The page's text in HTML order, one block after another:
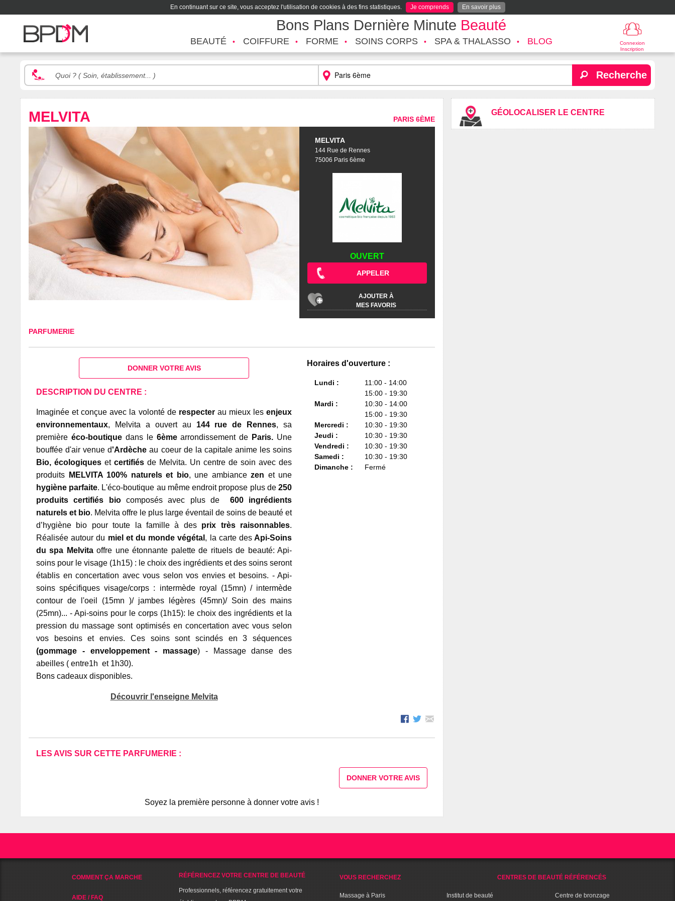
En continuant sur ce site, vous acceptez l'utilisation de cookies à des fins statistiques. Je comprends En savoir plus
Bons Plans Dernière Minute Beauté
Connexion
Inscription
BEAUTÉ COIFFURE FORME SOINS CORPS SPA & THALASSO BLOG
Recherche
GÉOLOCALISER LE CENTRE
MELVITA PARIS 6ÈME
MELVITA
144 Rue de Rennes
75006 Paris 6ème
OUVERT
APPELER
AJOUTER À
MES FAVORIS
PARFUMERIE
Horaires d'ouverture :
Lundi :
11:00 - 14:00
15:00 - 19:30
Mardi :
10:30 - 14:00
15:00 - 19:30
Mercredi :
10:30 - 19:30
Jeudi :
10:30 - 19:30
Vendredi :
10:30 - 19:30
Samedi :
10:30 - 19:30
Dimanche :
Fermé
DONNER VOTRE AVIS
DESCRIPTION DU CENTRE :
Imaginée et conçue avec la volonté de respecterau mieux lesenjeux
environnementaux, Melvita a ouvert au 144 rue de Rennes, sa
première éco-boutiquedans le 6èmearrondissement de Paris. Une
bouffée d'air venue d'Ardèche au coeur de la capitale anime les soins
Bio, écologiques etcertifiés de Melvita. Un centre de soin avec des
produits
MELVITA 100% naturels et bio, une ambiancezen et une
hygiène parfaite. L'éco-boutique au même endroit propose plus de250
produits certifiés biocomposés avec plus de 600 ingrédients
naturels et bio. Melvita offre le plus large éventail de soins de beauté et
d’hygiène bio pour toute la famille à desprix très raisonnables.
Réalisée autour du miel et du monde végétal , la carte desApi-Soins
du spa Melvitaoffre une étonnante palette de rituels de beauté: Api-
soins pour le visage (1h15) : le choix des ingrédients et des soins seront
établis en concertation avec vous selon vos envies et besoins. - Api-
soins spécifiques visage/corps : intermède royal (15mn) / intermède
contour de l'oeil (15mn )/ jambes légères (45mn)/ Soin des mains
(25mn)... - Api-soins pour le corps (1h15): le choix des ingrédients et la
pression du massage sont optimisés en concertation avec vous selon
vos besoins et envies. Ces soins sont scindés en 3 séquences
(gommage - enveloppement - massage) - Massage danse des
abeilles ( entre1h et 1h30).
Bons cadeaux disponibles.
Découvrir l'enseigne Melvita
LES AVIS SUR CETTE PARFUMERIE :
DONNER VOTRE AVIS
Soyez la première personne à donner votre avis !
COMMENT ÇA MARCHE
AIDE / FAQ
RÉFÉRENCEZ VOTRE CENTRE DE BEAUTÉ
Professionnels, référencez gratuitement votre
VOUS RECHERCHEZ
Massage à Paris
CENTRES DE BEAUTÉ RÉFÉRENCÉS
Institut de beauté Centre de bronzage